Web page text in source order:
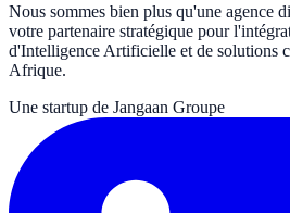
Nous sommes bien plus qu'une agence
votre partenaire stratégique pour
d'Intelligence Artificielle et de solutions
Afrique.
Une startup de Jangaan Groupe